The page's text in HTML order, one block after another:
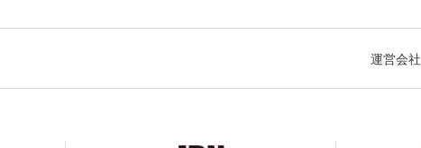
運営会社